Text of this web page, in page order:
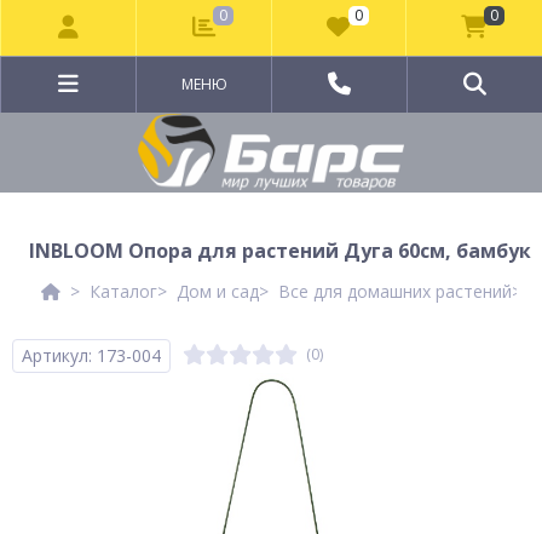
МЕНЮ
INBLOOM Опора для растений Дуга 60см, бамбук
Каталог Дом и сад Все для домашних растений
Артикул: 173-004 (0)
0 0 0